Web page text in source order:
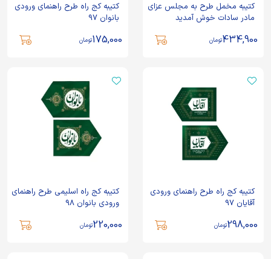
کتیبه مخمل طرح به مجلس عزای
مادر سادات خوش آمدید
434,900تومان
کتیبه کج راه طرح راهنمای ورودی
بانوان 97
175,000تومان
کتیبه کج راه طرح راهنمای ورودی
آقایان 97
298,000تومان
کتیبه کج راه اسلیمی طرح راهنمای
ورودی بانوان 98
220,000تومان